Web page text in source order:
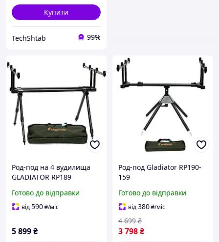
Купити
TechShtab 99%
Род-под на 4 вудилища
GLADIATOR RP189
риболовлі
Готово до відправки
від590₴/міс
5 899₴
Род-под Gladiator RP190-
159
Готово до відправки
від380₴/міс
3 798₴
4 699 ₴